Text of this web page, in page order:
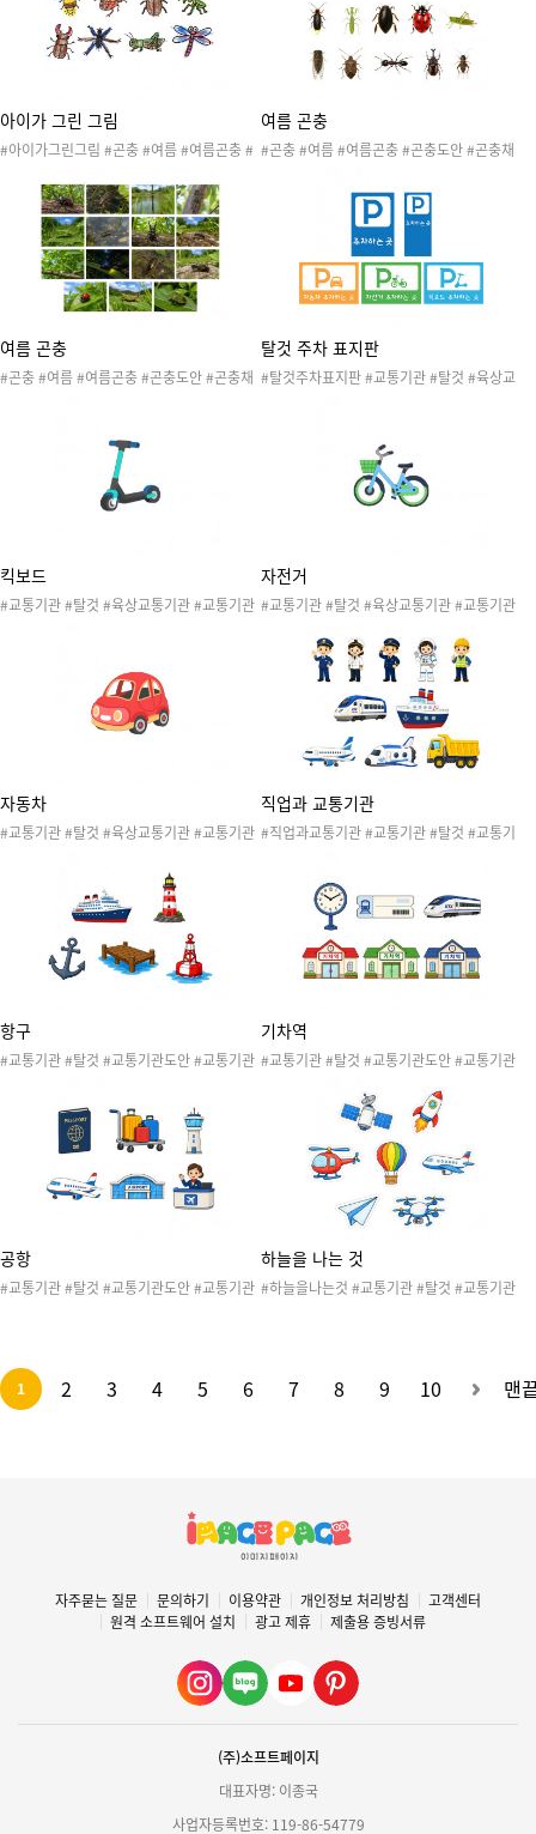
아이가 그린 그림
#아이가그린그림 #곤충 #여름 #여름곤충 #
딧불이 #사슴벌레 #장수풍뎅이 #사마귀 #소
금쟁이 #잠자리 #메뚜기
여름 곤충
#곤충 #여름 #여름곤충 #곤충도안 #곤충채
노린재 #매미 #메뚜기 #무당벌레 #물방개 #
반딧불이 #사마귀 #사슴벌레 #소금쟁이 #여
치 #잠자리 #장구애비 #장수풍뎅이
여름 곤충
#곤충 #여름 #여름곤충 #곤충도안 #곤충채
반딧불이 #사마귀 #사슴벌레 #소금쟁이 #여
치 #잠자리 #장구애비 #장수풍뎅이
탈것 주차 표지판
#탈것주차표지판 #교통기관 #탈것 #육상교
동차 #자동차대여소 #자동차대여소놀이 #자
전거 #자전거대여소 #자전거대여소놀이 #킥
보드 #킥보드대여소 #킥보드대여소놀이
킥보드
#교통기관 #탈것 #육상교통기관 #교통기관
소 #킥보드대여소놀이
자전거
#교통기관 #탈것 #육상교통기관 #교통기관
여소 #탈것대여소놀이 #자전거 #자전거대여
소 #자전거대여소놀이
자동차
#교통기관 #탈것 #육상교통기관 #교통기관
여소 #탈것대여소놀이 #자동차 #자동차대여
소 #자동차대여소놀이
직업과 교통기관
#직업과교통기관 #교통기관 #탈것 #교통기
업 #건설작업자 #기차 #덤프트럭 #배 #비행
기 #우주비행사 #우주선 #조종사 #철도기관
사 #항해사
항구
#교통기관 #탈것 #교통기관도안 #교통기관
배 #등대 #닻 #부표
기차역
#교통기관 #탈것 #교통기관도안 #교통기관
ktx #기차역 #기차티켓
공항
#교통기관 #탈것 #교통기관도안 #교통기관
하늘을 나는 것
#하늘을나는것 #교통기관 #탈것 #교통기관
1
2 3 4 5 6 7 8 9 10 맨
자주묻는 질문 문의하기 이용약관 개인정보 처리방침
고객센터
원격 소프트웨어 설치
광고 제휴 제출용 증빙서류
(주)소프트페이지
대표자명: 이종국
사업자등록번호: 119-86-54779